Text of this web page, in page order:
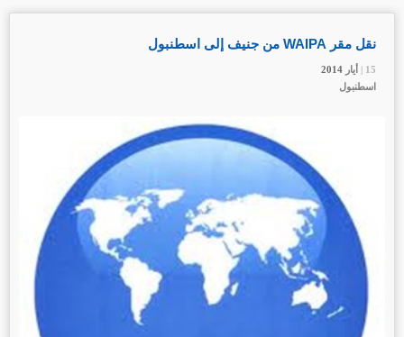
15 | أيار
نقل مقر WAIPA من جنيف إلى اسطنبول
15 | أيار
اسطنبول
15 | أيار